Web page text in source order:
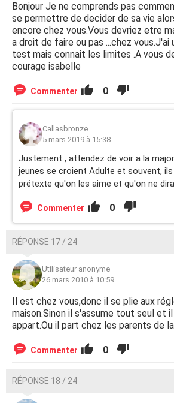
Bonjour Je ne comprends pas
se permettre de decider de sa vie
encore chez vous.Vous devriez etre
a droit de faire ou pas ...chez vous.J'ai
test mais connait les limites .A vous
courage isabelle
Commenter 0
Callasbronze
5 mars 2019 à 15:38
Justement , attendez de voir a la
jeunes se croient Adulte et souvent,
prétexte qu'on les aime et qu'on ne dira
Commenter 0
RÉPONSE 17 / 24
Utilisateur anonyme
26 mars 2010 à 10:59
Il est chez vous,donc il se plie aux
maison.Sinon il s'assume tout seul et
appart.Ou il part chez les parents de
Commenter 0
RÉPONSE 18 / 24